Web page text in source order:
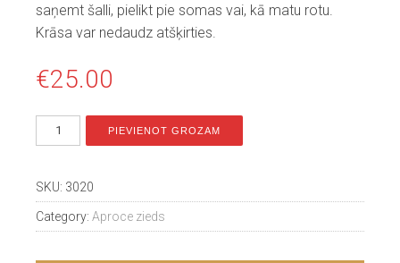
saņemt šalli, pielikt pie somas vai, kā matu rotu.
Krāsa var nedaudz atšķirties.
€25.00
PIEVIENOT GROZAM
SKU: 3020
Category: Aproce zieds